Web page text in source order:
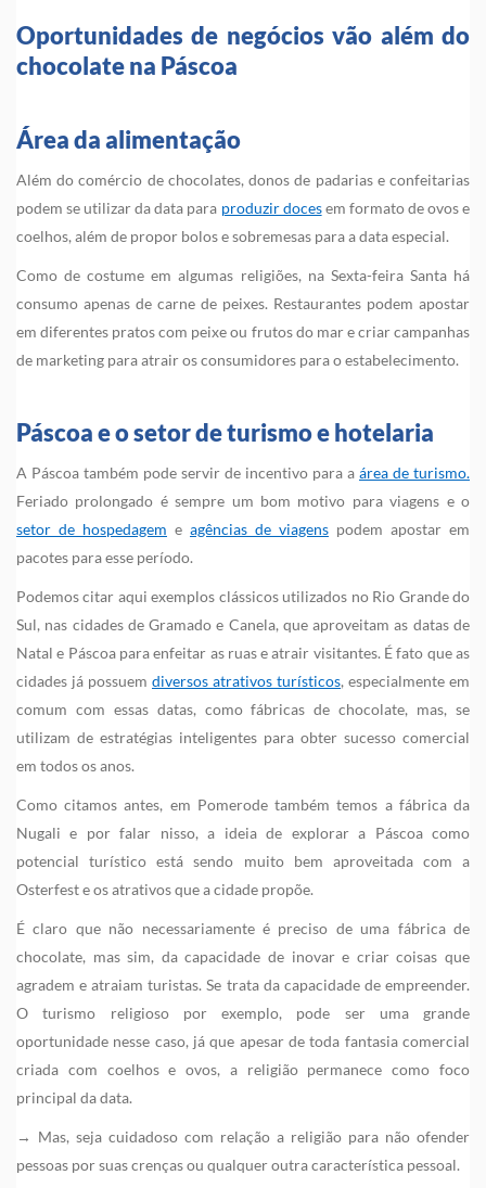
Oportunidades de negócios vão além do
chocolate na Páscoa
Área da alimentação
Além do comércio de chocolates, donos de padarias e confeitarias
podem se utilizar da data para produzir docesem formato de ovos e
coelhos, além de propor bolos e sobremesas para a data especial.
Como de costume em algumas religiões, na Sexta-feira Santa há
consumo apenas de carne de peixes. Restaurantes podem apostar
em diferentes pratos com peixe ou frutos do mar e criar campanhas
de marketing para atrair os consumidores para o estabelecimento.
Páscoa e o setor de turismo e hotelaria
A Páscoa também pode servir de incentivo para a área de turismo.
Feriado prolongado é sempre um bom motivo para viagens e o
setor de hospedagem e agências de viagens podem apostar em
pacotes para esse período.
Podemos citar aqui exemplos clássicos utilizados no Rio Grande do
Sul, nas cidades de Gramado e Canela, que aproveitam as datas de
Natal e Páscoa para enfeitar as ruas e atrair visitantes. É fato que as
cidades já possuem diversos atrativos turísticos, especialmente em
comum com essas datas, como fábricas de chocolate, mas, se
utilizam de estratégias inteligentes para obter sucesso comercial
em todos os anos.
Como citamos antes, em Pomerode também temos a fábrica da
Nugali e por falar nisso, a ideia de explorar a Páscoa como
potencial turístico está sendo muito bem aproveitada com a
Osterfest e os atrativos que a cidade propõe.
É claro que não necessariamente é preciso de uma fábrica de
chocolate, mas sim, da capacidade de inovar e criar coisas que
agradem e atraiam turistas. Se trata da capacidade de empreender.
O turismo religioso por exemplo, pode ser uma grande
oportunidade nesse caso, já que apesar de toda fantasia comercial
criada com coelhos e ovos, a religião permanece como foco
principal da data.
→ Mas, seja cuidadoso com relação a religião para não ofender
pessoas por suas crenças ou qualquer outra característica pessoal.